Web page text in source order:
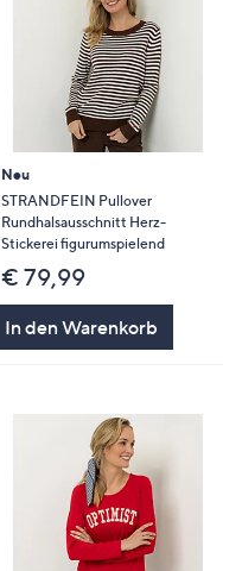
Neu
STRANDFEIN Pullover
Rundhalsausschnitt Herz-
Stickerei figurumspielend
€ 79,99
In den Warenkorb